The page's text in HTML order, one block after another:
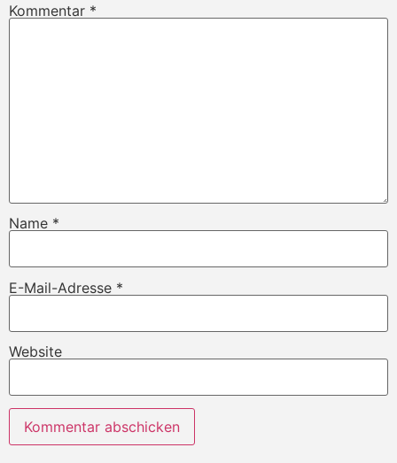
Kommentar *
Name *
E-Mail-Adresse *
Website